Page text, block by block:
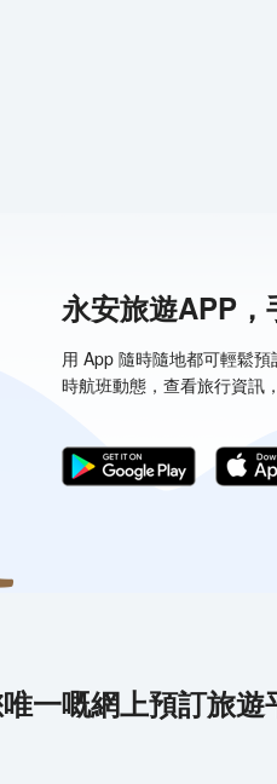
永安旅遊APP，
用 App 隨時隨地都可輕鬆
時航班動態，查看旅行資訊
一嘅網上預訂旅遊